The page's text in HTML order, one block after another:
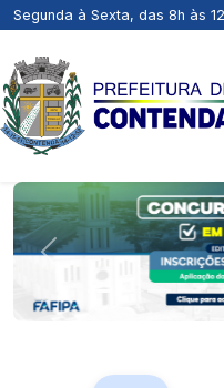
Segunda à Sexta, das 8h às
Previous